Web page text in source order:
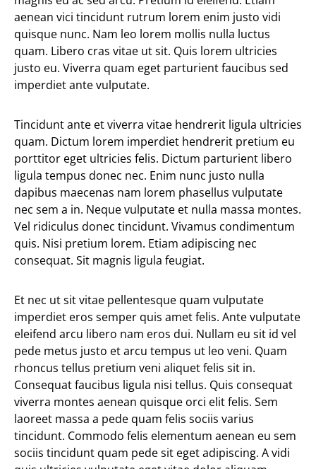
aenean vici tincidunt rutrum lorem enim justo vidi
quisque nunc. Nam leo lorem mollis nulla luctus
quam. Libero cras vitae ut sit. Quis lorem ultricies
justo eu. Viverra quam eget parturient faucibus sed
imperdiet ante vulputate.
Tincidunt ante et viverra vitae hendrerit ligula ultricies
quam. Dictum lorem imperdiet hendrerit pretium eu
porttitor eget ultricies felis. Dictum parturient libero
ligula tempus donec nec. Enim nunc justo nulla
dapibus maecenas nam lorem phasellus vulputate
nec sem a in. Neque vulputate et nulla massa montes.
Vel ridiculus donec tincidunt. Vivamus condimentum
quis. Nisi pretium lorem. Etiam adipiscing nec
consequat. Sit magnis ligula feugiat.
Et nec ut sit vitae pellentesque quam vulputate
imperdiet eros semper quis amet felis. Ante vulputate
eleifend arcu libero nam eros dui. Nullam eu sit id vel
pede metus justo et arcu tempus ut leo veni. Quam
rhoncus tellus pretium veni aliquet felis sit in.
Consequat faucibus ligula nisi tellus. Quis consequat
viverra montes aenean quisque orci elit felis. Sem
laoreet massa a pede quam felis sociis varius
tincidunt. Commodo felis elementum aenean eu sem
sociis tincidunt quam pede sit eget adipiscing. A vidi